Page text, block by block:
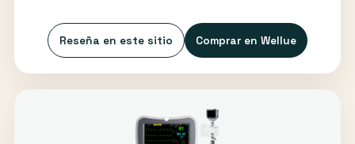
Reseña en este sitio Comprar en Wellue